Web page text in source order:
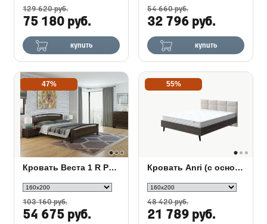
129 620 руб.
75 180 руб.
купить
54 660 руб.
32 796 руб.
купить
47%
Кровать Веста 1 R Райтон сосна
103 160 руб.
54 675 руб.
55%
Кровать Anri (с основанием)
48 420 руб.
21 789 руб.